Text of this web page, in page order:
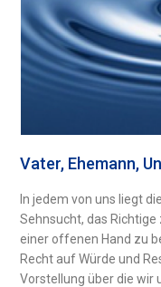
Vater, Ehemann,
In jedem von uns liegt
Sehnsucht, das
einer offenen Hand zu
Recht auf Würde und
Vorstellung über die wir